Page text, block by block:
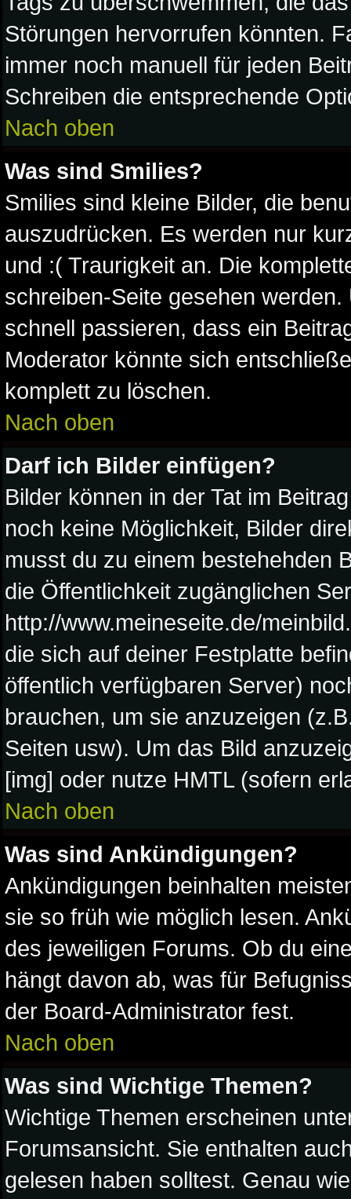
Störungen hervorrufen könnten.
immer noch manuell für jeden
Schreiben die entsprechende
Nach oben
Was sind Smilies?
Smilies sind kleine Bilder, die
auszudrücken. Es werden nur
und :( Traurigkeit an. Die
schreiben-Seite gesehen
schnell passieren, dass ein
Moderator könnte sich
komplett zu löschen.
Nach oben
Darf ich Bilder einfügen?
Bilder können in der Tat im
noch keine Möglichkeit, Bilder
musst du zu einem bestehehden
die Öffentlichkeit zugänglichen
http://www.meineseite.de/
die sich auf deiner Festplatte
öffentlich verfügbaren Server)
brauchen, um sie anzuzeigen
Seiten usw). Um das Bild
[img] oder nutze HMTL (sofern
Nach oben
Was sind Ankündigungen?
Ankündigungen beinhalten
sie so früh wie möglich lesen.
des jeweiligen Forums. Ob du
hängt davon ab, was für
der Board-Administrator fest.
Nach oben
Was sind Wichtige Themen?
Wichtige Themen erscheinen
Forumsansicht. Sie enthalten
gelesen haben solltest. Genau